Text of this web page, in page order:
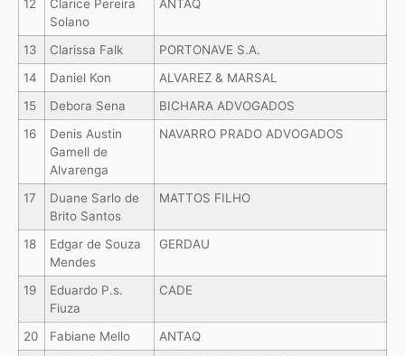
12
Clarice Pereira
Solano
ANTAQ
13 Clarissa Falk
PORTONAVE S.A.
14
Daniel Kon
ALVAREZ & MARSAL
15
Debora Sena
BICHARA ADVOGADOS
16
Denis Austin
Gamell de
Alvarenga
NAVARRO PRADO ADVOGADOS
17
Duane Sarlo de
Brito Santos
MATTOS FILHO
18
Edgar de Souza
Mendes
GERDAU
19
Eduardo P.s.
Fiuza
CADE
20 Fabiane Mello
ANTAQ